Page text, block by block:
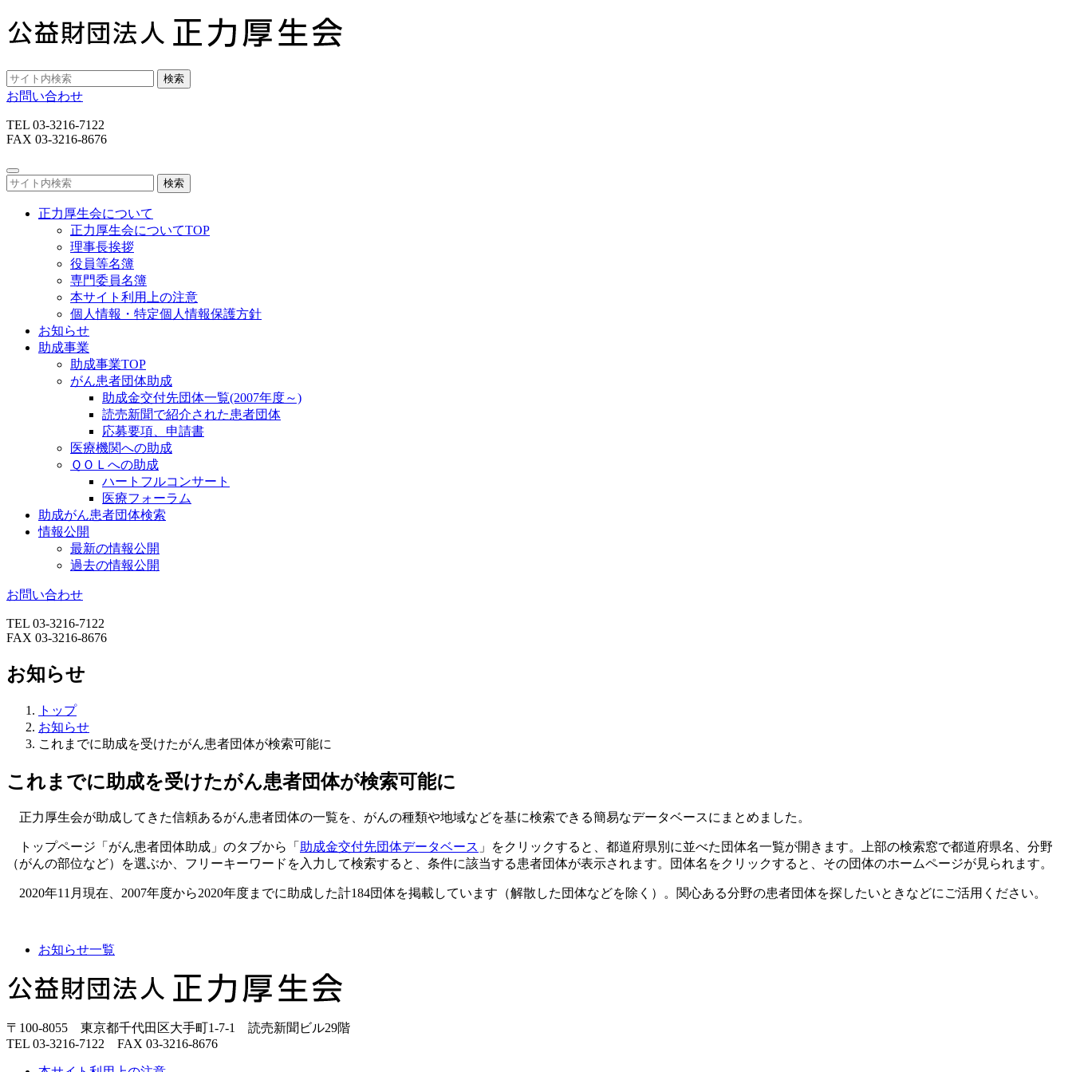
検索
お問い合わせ
TEL 03-3216-7122
FAX 03-3216-8676
検索
正力厚生会について
正力厚生会についてTOP
理事長挨拶
役員等名簿
専門委員名簿
本サイト利用上の注意
個人情報・特定個人情報保護方針
お知らせ
助成事業
助成事業TOP
がん患者団体助成
助成金交付先団体一覧(2007年度～)
読売新聞で紹介された患者団体
応募要項、申請書
医療機関への助成
ＱＯＬへの助成
ハートフルコンサート
医療フォーラム
助成がん患者団体検索
情報公開
最新の情報公開
過去の情報公開
お問い合わせ
TEL 03-3216-7122
FAX 03-3216-8676
お知らせ
トップ
お知らせ
これまでに助成を受けたがん患者団体が検索可能に
これまでに助成を受けたがん患者団体が検索可能に
正力厚生会が助成してきた信頼あるがん患者団体の一覧を、がんの種類や地域などを基に検索できる簡易なデータベースにまとめました。
トップページ「がん患者団体助成」のタブから「 助成金交付先団体データベース 」をクリックすると、都道府県別に並べた団体名一覧が開きます。上部の検索窓で都道府県名、分野
（がんの部位など）を選ぶか、フリーキーワードを入力して検索すると、条件に該当する患者団体が表示されます。団体名をクリックすると、その団体のホームページが見られます。
2020年11月現在、2007年度から2020年度までに助成した計184団体を掲載しています（解散した団体などを除く）。関心ある分野の患者団体を探したいときなどにご活用ください。
お知らせ一覧
生
〒100-8055 東京都千代田区大手町1-7-1 読売新聞ビル29階
TEL 03-3216-7122 FAX 03-3216-8676